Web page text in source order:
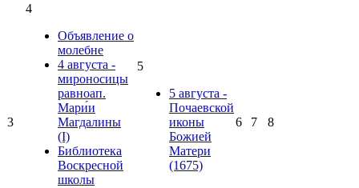
3
4
Объявление о
молебне
4 августа -
мироносицы
равноап.
Мари́и
Магдалины
(I)
Библиотека
Воскресной
школы
5
5 августа -
Почаевской
иконы
Божией
Матери
(1675)
6 7 8